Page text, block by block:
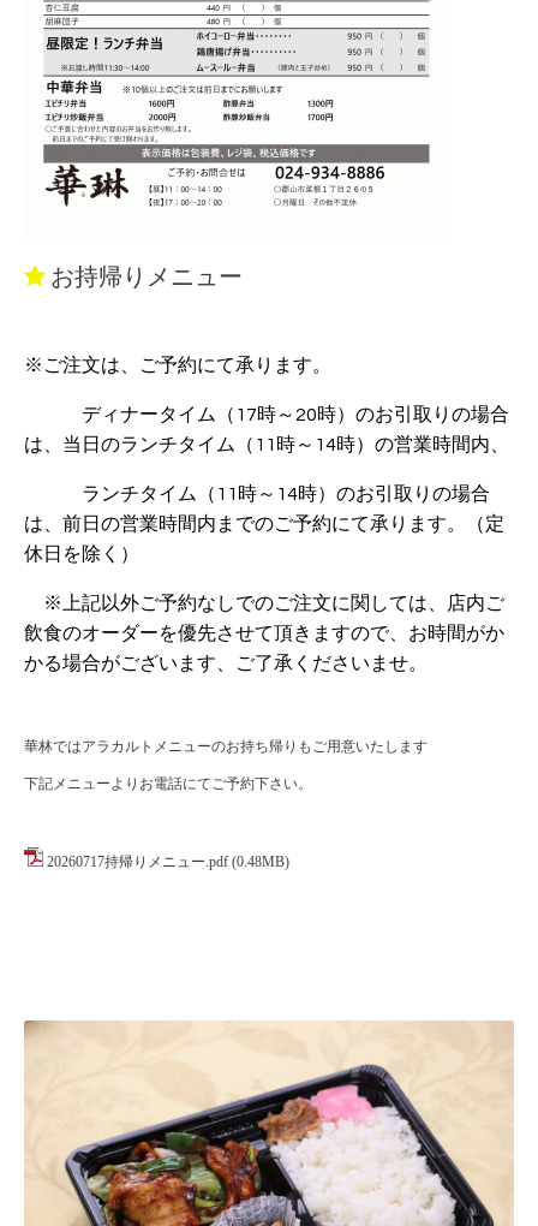
お持帰りメニュー
※ご注文は、ご予約にて承ります。
ディナータイム（17時～20時）のお引取りの場合
は、当日のランチタイム（11時～14時）の営業時間内、
ランチタイム（11時～14時）のお引取りの場合
は、前日の営業時間内までのご予約にて承ります。（定
休日を除く）
※上記以外ご予約なしでのご注文に関しては、店内ご
飲食のオーダーを優先させて頂きますので、お時間がか
かる場合がございます、ご了承くださいませ。
華林ではアラカルトメニューのお持ち帰りもご用意いたします
下記メニューよりお電話にてご予約下さい。
20260717持帰りメニュー.pdf (0.48MB)